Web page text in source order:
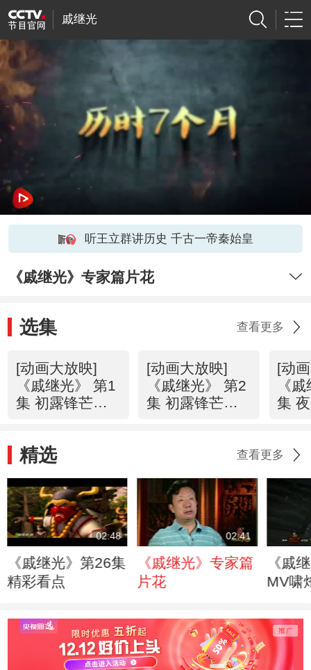
戚继光
听王立群讲历史 千古一帝秦始皇
《戚继光》专家篇片花
选集 查看更多
[动画大放映]
《戚继光》 第1
集 初露锋芒
[动画大放映]
《戚继光》 第2
集 初露锋芒
[动
《
集
精选 查看更多
02:48
《戚继光》第26集
精彩看点
02:41
《戚继光》专家篇
片花
《戚
MV啸